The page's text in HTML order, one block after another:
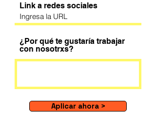
Link a redes sociales
¿Por qué te gustaría trabajar
con nosotrxs?
Aplicar ahora >